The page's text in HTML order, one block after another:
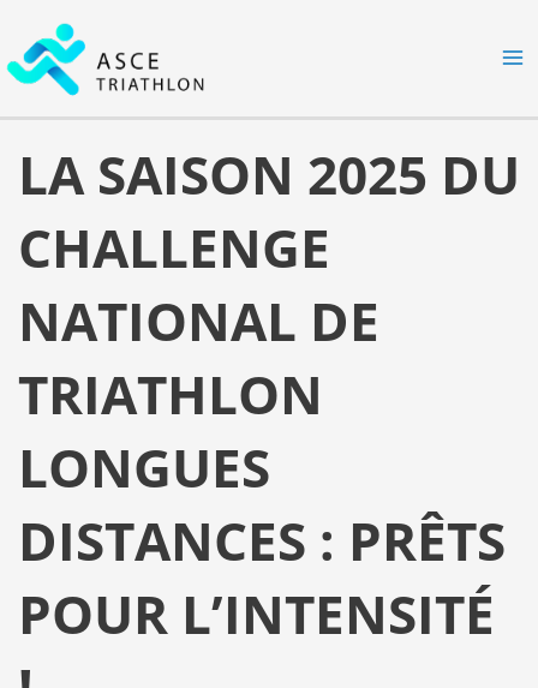
contenu
LA SAISON 2025 DU
CHALLENGE
NATIONAL DE
TRIATHLON
LONGUES
DISTANCES : PRÊTS
POUR L’INTENSITÉ